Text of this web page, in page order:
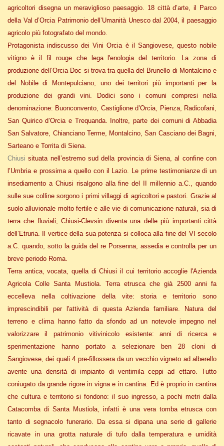
agricoltori disegna un meraviglioso paesaggio. 18 città d’arte, il Parco
della Val d’Orcia Patrimonio dell’Umanità Unesco dal 2004, il paesaggio
agricolo più fotografato del mondo.
Protagonista indiscusso dei Vini Orcia è il Sangiovese, questo nobile
vitigno è il fil rouge che lega l'enologia del territorio. La zona di
produzione dell’Orcia Doc si trova tra quella del Brunello di Montalcino e
del Nobile di Montepulciano, uno dei territori più importanti per la
produzione dei grandi vini. Dodici sono i comuni compresi nella
denominazione: Buonconvento, Castiglione d’Orcia, Pienza, Radicofani,
San Quirico d’Orcia e Trequanda. Inoltre, parte dei comuni di Abbadia
San Salvatore, Chianciano Terme, Montalcino, San Casciano dei Bagni,
Sarteano e Torrita di Siena.
Chiusi situata nell’estremo sud della provincia di Siena, al confine con
l’Umbria e prossima a quello con il Lazio. Le prime testimonianze di un
insediamento a Chiusi risalgono alla fine del II millennio a.C., quando
sulle sue colline sorgono i primi villaggi di agricoltori e pastori. Grazie al
suolo alluvionale molto fertile e alle vie di comunicazione naturali, sia di
terra che fluviali, Chiusi-Clevsin diventa una delle più importanti città
dell’Etruria. Il vertice della sua potenza si colloca alla fine del VI secolo
a.C. quando, sotto la guida del re Porsenna, assedia e controlla per un
breve periodo Roma.
Terra antica, vocata, quella di Chiusi il cui territorio accoglie l'Azienda
Agricola Colle Santa Mustiola. Terra etrusca che già 2500 anni fa
eccelleva nella coltivazione della vite: storia e territorio sono
imprescindibili per l'attività di questa Azienda familiare. Natura del
terreno e clima hanno fatto da sfondo ad un notevole impegno nel
valorizzare il patrimonio vitivinicolo esistente: anni di ricerca e
sperimentazione hanno portato a selezionare ben 28 cloni di
Sangiovese, dei quali 4 pre-fillossera da un vecchio vigneto ad alberello
avente una densità di impianto di ventimila ceppi ad ettaro. Tutto
coniugato da grande rigore in vigna e in cantina. Ed è proprio in cantina
che cultura e territorio si fondono: il suo ingresso, a pochi metri dalla
Catacomba di Santa Mustiola, infatti è una vera tomba etrusca con
tanto di segnacolo funerario. Da essa si dipana una serie di gallerie
ricavate in una grotta naturale di tufo dalla temperatura e umidità